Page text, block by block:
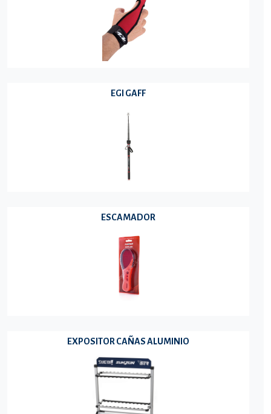
EGI GAFF
ESCAMADOR
EXPOSITOR CAÑAS ALUMINIO